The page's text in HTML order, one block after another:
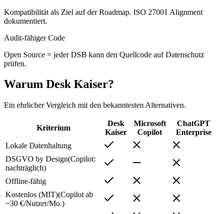
Kompatibilität als Ziel auf der Roadmap. ISO 27001 Alignment
dokumentiert.
Audit-fähiger Code
Open Source = jeder DSB kann den Quellcode auf Datenschutz
prüfen.
Warum Desk Kaiser?
Ein ehrlicher Vergleich mit den bekanntesten Alternativen.
Kriterium
Desk
Kaiser
Microsoft
Copilot
ChatGPT
Enterprise
Lokale Datenhaltung
DSGVO by Design(Copilot:
nachträglich)
Offline-fähig
Kostenlos (MIT)(Copilot ab
~30 €/Nutzer/Mo.)